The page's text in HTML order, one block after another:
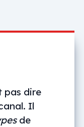
pas dire
Il
de